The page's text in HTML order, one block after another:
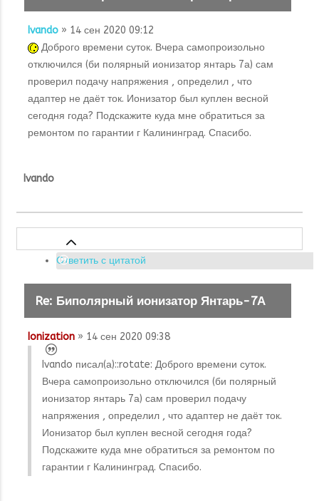
Ivando » 14 сен 2020 09:12
Доброго времени суток. Вчера самопроизольно
отключился (би полярный ионизатор янтарь 7а) сам
проверил подачу напряжения , определил , что
адаптер не даёт ток. Ионизатор был куплен весной
сегодня года? Подскажите куда мне обратиться за
ремонтом по гарантии г Калининград. Спасибо.
Ivando
Ответить с цитатой
Re: Биполярный ионизатор Янтарь-7А
Ionization » 14 сен 2020 09:38
Ivando писал(а)::rotate: Доброго времени суток.
Вчера самопроизольно отключился (би полярный
ионизатор янтарь 7а) сам проверил подачу
напряжения , определил , что адаптер не даёт ток.
Ионизатор был куплен весной сегодня года?
Подскажите куда мне обратиться за ремонтом по
гарантии г Калининград. Спасибо.